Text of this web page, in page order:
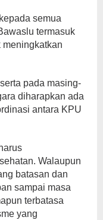
semua
termasuk
meningkatkan
pada masing-
diharapkan ada
antara KPU
Walaupun
batasan dan
sampai masa
terbatasa
yang